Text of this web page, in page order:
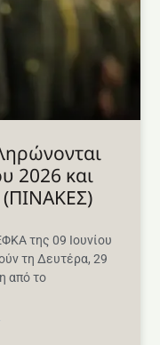
2026 και
της 09 Ιουνίου
τη Δευτέρα, 29
από το